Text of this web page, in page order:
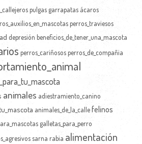
pulgas garrapatas ácaros
perros_traviesos
depresión beneficios_de_tener_una_mascota
perros_cariñosos perros_de_compañia
animales adiestramiento_canino
animales_de_la_callefelinos
galletas_para_perro
sarna rabia alimentación